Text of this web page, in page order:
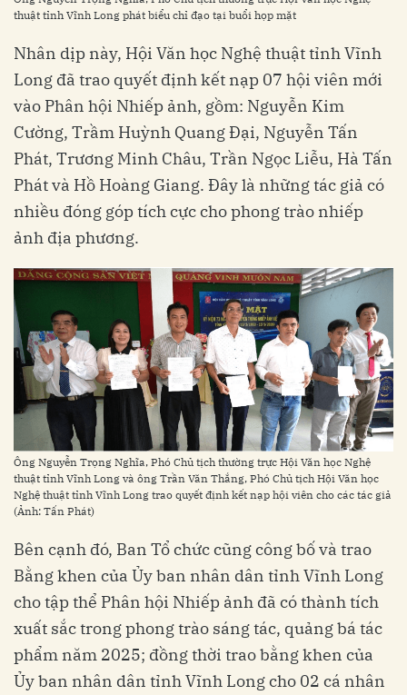
thuật tỉnh Vĩnh Long phát biểu chỉ đạo tại buổi họp mặt
Nhân dịp này, Hội Văn học Nghệ thuật tỉnh Vĩnh
Long đã trao quyết định kết nạp 07 hội viên mới
vào Phân hội Nhiếp ảnh, gồm: Nguyễn Kim
Cường, Trầm Huỳnh Quang Đại, Nguyễn Tấn
Phát, Trương Minh Châu, Trần Ngọc Liễu, Hà Tấn
Phát và Hồ Hoàng Giang. Đây là những tác giả có
nhiều đóng góp tích cực cho phong trào nhiếp
ảnh địa phương.
Ông Nguyễn Trọng Nghĩa, Phó Chủ tịch thường trực Hội Văn học Nghệ
thuật tỉnh Vĩnh Long và ông Trần Văn Thắng, Phó Chủ tịch Hội Văn học
Nghệ thuật tỉnh Vĩnh Long trao quyết định kết nạp hội viên cho các tác giả
(Ảnh: Tấn Phát)
Bên cạnh đó, Ban Tổ chức cũng công bố và trao
Bằng khen của Ủy ban nhân dân tỉnh Vĩnh Long
cho tập thể Phân hội Nhiếp ảnh đã có thành tích
xuất sắc trong phong trào sáng tác, quảng bá tác
phẩm năm 2025; đồng thời trao bằng khen của
Ủy ban nhân dân tỉnh Vĩnh Long cho 02 cá nhân